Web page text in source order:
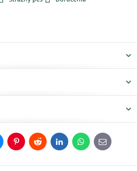
PinterestReddit LinkedInWhatsApp
E-
mail